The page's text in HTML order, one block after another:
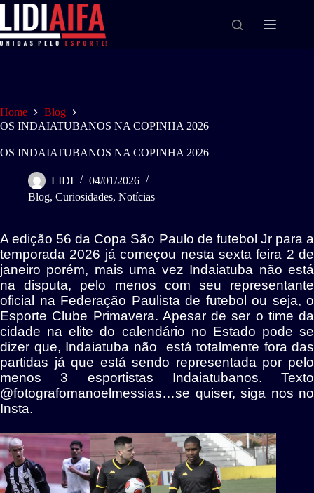
Home
Blog
OS INDAIATUBANOS NA COPINHA 2026
OS INDAIATUBANOS NA COPINHA 2026
LIDI
04/01/2026
Blog, Curiosidades, Notícias
A edição 56 da Copa São Paulo de futebol Jr para a
temporada 2026 já começou nesta sexta feira 2 de
janeiro porém, mais uma vez Indaiatuba não está
na disputa, pelo menos com seu representante
oficial na Federação Paulista de futebol ou seja, o
Esporte Clube Primavera. Apesar de ser o time da
cidade na elite do calendário no Estado pode se
dizer que, Indaiatuba não está totalmente fora das
partidas já que está sendo representada por pelo
menos 3 esportistas Indaiatubanos. Texto
@fotografomanoelmessias…se quiser, siga nos no
Insta.